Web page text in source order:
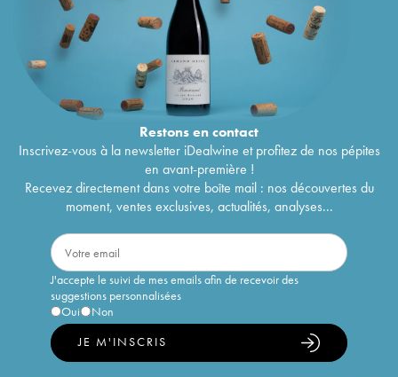
Restons encontact
Inscrivez-vous à la newsletter iDealwine et profitez de nos pépites
en avant-première !
Recevez directement dans votre boîte mail : nos découvertes du
moment, ventes exclusives, actualités, analyses...
J'accepte le suivi de mes emails afin de recevoir des
suggestions personnalisées
Oui
Non
JE M'INSCRIS